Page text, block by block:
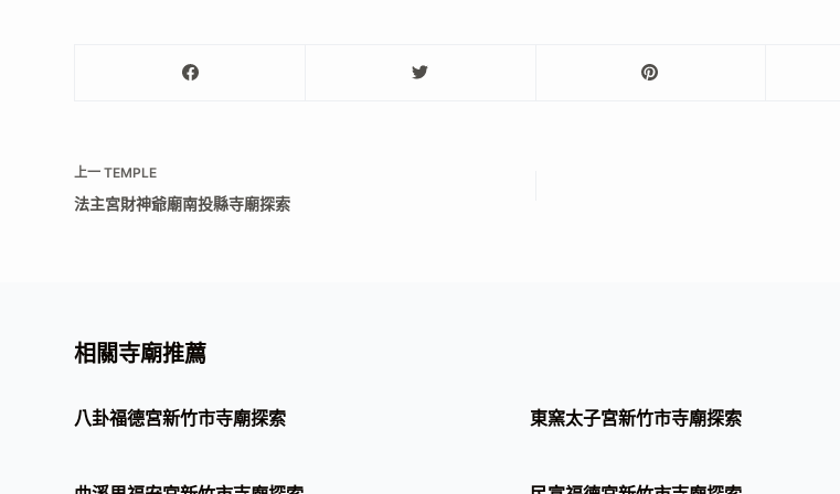
上一TEMPLE
法主宮財神爺廟南投縣寺廟探索
相關寺廟推薦
八卦福德宮新竹市寺廟探索 東窯太子宮新竹市寺廟探索